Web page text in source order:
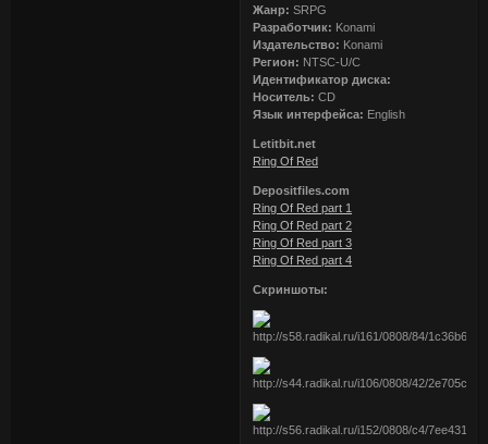
Жанр: SRPG
Разработчик: Konami
Издательство: Konami
Регион: NTSC-U/C
Идентификатор диска:
Носитель: CD
Язык интерфейса: English
Letitbit.net
Ring Of Red
Depositfiles.com
Ring Of Red part 1
Ring Of Red part 2
Ring Of Red part 3
Ring Of Red part 4
Скриншоты: